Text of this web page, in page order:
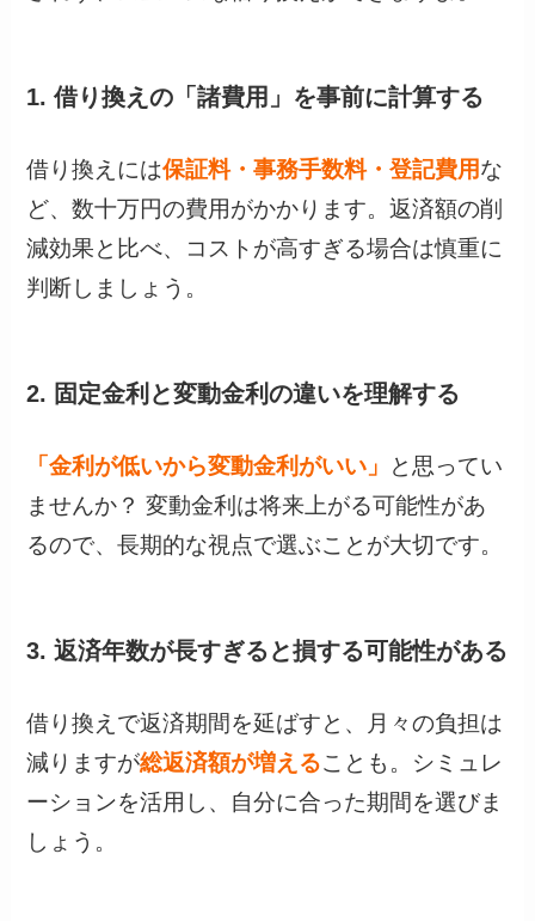
1. 借り換えの「諸費用」を事前に計算する
借り換えには保証料・事務手数料・登記費用な
ど、数十万円の費用がかかります。返済額の削
減効果と比べ、コストが高すぎる場合は慎重に
判断しましょう。
2. 固定金利と変動金利の違いを理解する
「金利が低いから変動金利がいい」
と思ってい
ませんか？ 変動金利は将来上がる可能性があ
るので、長期的な視点で選ぶことが大切です。
3. 返済年数が長すぎると損する可能性がある
借り換えで返済期間を延ばすと、月々の負担は
減りますが総返済額が増えることも。シミュレ
ーションを活用し、自分に合った期間を選びま
しょう。